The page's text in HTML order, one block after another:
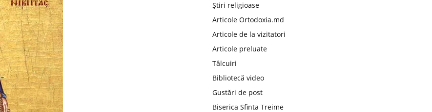
Știri religioase
Articole Ortodoxia.md
Articole de la vizitatori
Articole preluate
Tâlcuiri
Bibliotecă video
Gustări de post
Biserica Sfinta Treime